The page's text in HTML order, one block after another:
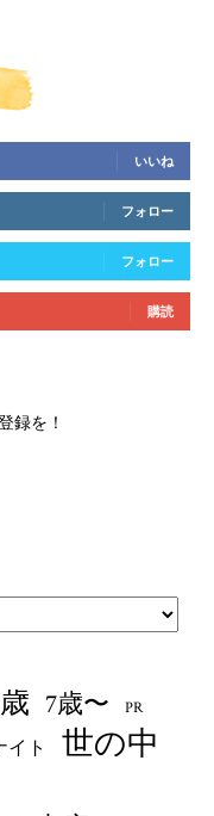
いいね
フォロー
フォロー
購読
録を！
7歳〜 PR
イト 世の中